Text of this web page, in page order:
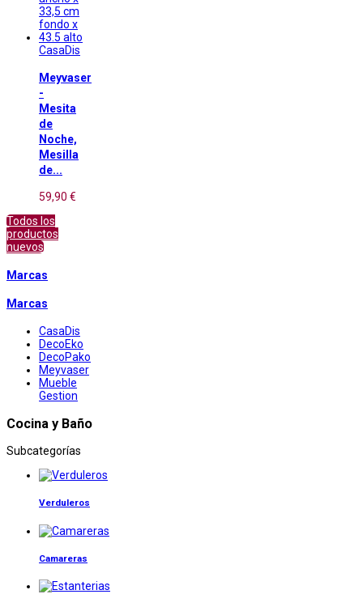
CasaDis
Meyvaser
-
Mesita
de
Noche,
Mesilla
de...
59,90 €
Todos los
productos
nuevos
Marcas
Marcas
CasaDis
DecoEko
DecoPako
Meyvaser
Mueble
Gestion
Cocina y Baño
Subcategorías
Verduleros
Camareras